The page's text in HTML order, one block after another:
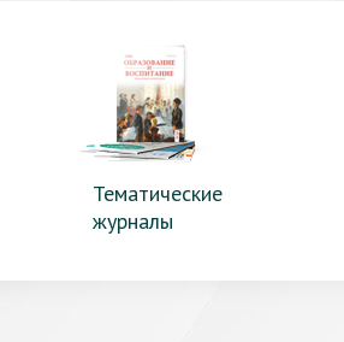
Тематические
журналы